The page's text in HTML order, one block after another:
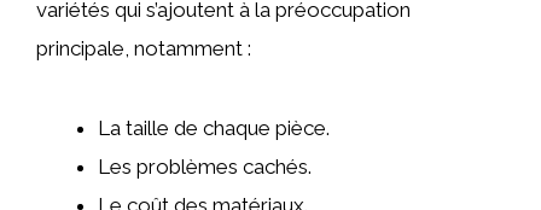
variétés qui s’ajoutent à la préoccupation
principale, notamment :
La taille de chaque pièce.
Les problèmes cachés.
Le coût des matériaux.